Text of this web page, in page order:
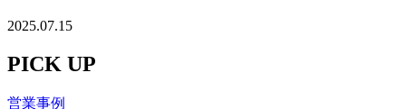
2025.07.15
PICK UP
営業事例